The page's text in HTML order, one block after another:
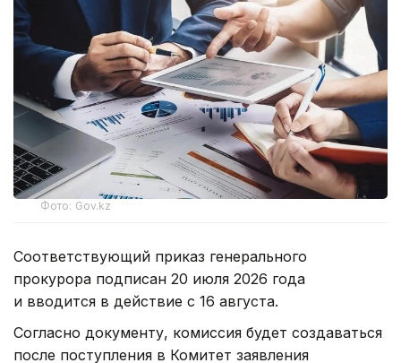
Фото: Gov.kz
Соответствующий приказ генерального
прокурора подписан 20 июля 2026 года
и вводится в действие с 16 августа.
Согласно документу, комиссия будет создаваться
после поступления в Комитет заявления